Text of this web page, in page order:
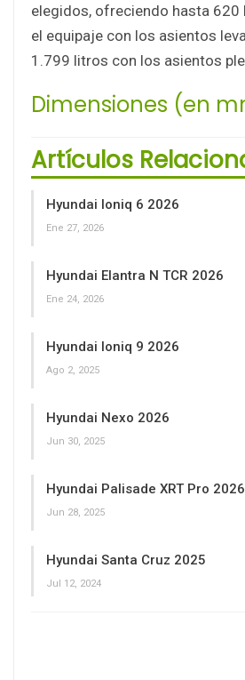
elegidos, ofreciendo hasta
el equipaje con los asientos
1.799 litros con los asientos
Dimensiones (en
Artículos
Hyundai Ioniq 6 2026
Ene 27, 2026
Hyundai Elantra N TCR 2026
Ene 24, 2026
Hyundai Ioniq 9 2026
Ago 2, 2025
Hyundai Nexo 2026
Jun 30, 2025
Hyundai Palisade XRT Pro 2026
Jun 28, 2025
Hyundai Santa Cruz 2025
Jul 12, 2024